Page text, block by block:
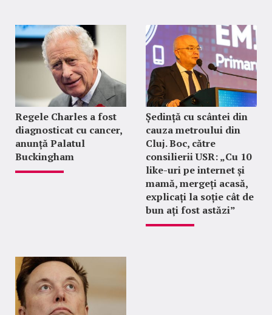
Regele Charles a fost
diagnosticat cu cancer,
anunță Palatul
Buckingham
Ședință cu scântei din
cauza metroului din
Cluj. Boc, către
consilierii USR: „Cu 10
like-uri pe internet și
mamă, mergeți acasă,
explicați la soție cât de
bun ați fost astăzi”